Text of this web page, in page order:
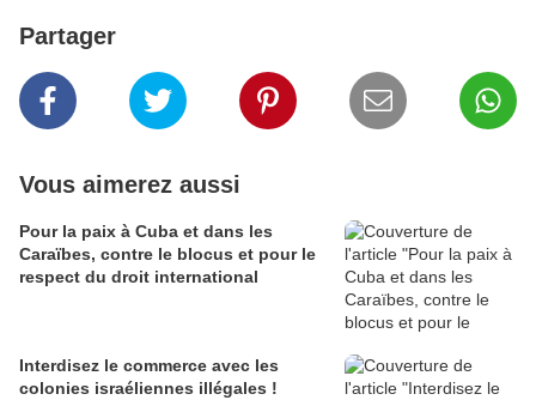
Partager
Vous aimerez aussi
Pour la paix à Cuba et dans les
Caraïbes, contre le blocus et pour le
respect du droit international
Interdisez le commerce avec les
colonies israéliennes illégales !